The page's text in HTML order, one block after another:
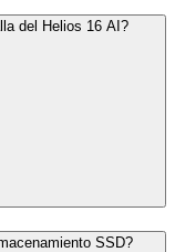
del Helios 16 AI?
SSD?